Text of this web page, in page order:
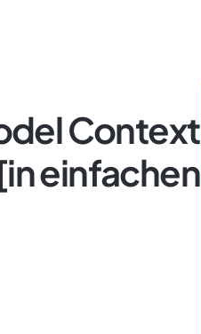
Context
einfachen